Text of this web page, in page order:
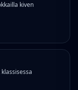
kiven